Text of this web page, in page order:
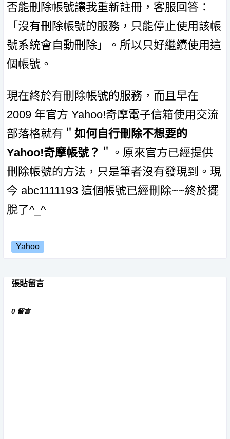
否能刪除帳號讓我重新註冊，客服回答：
「沒有刪除帳號的服務，只能停止使用該帳
號系統會自動刪除」。所以只好繼續使用這
個帳號。
現在終於有刪除帳號的服務，而且早在
2009 年官方 Yahoo!奇摩電子信箱使用交流
部落格就有＂ 如何自行刪除不想要的
Yahoo!奇摩帳號？ ＂。原來官方已經提供
刪除帳號的方法，只是筆者沒有發現到。現
今 abc1111193 這個帳號已經刪除~~終於擺
脫了^_^
Yahoo
張貼留言
0 留言